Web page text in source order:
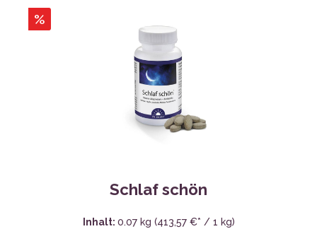
%
Schlaf schön
Inhalt: 0.07 kg (413,57 €* / 1 kg)